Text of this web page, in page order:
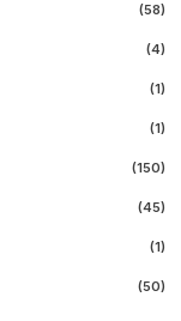
(58)
(4)
(1)
(1)
(150)
(45)
(1)
(50)